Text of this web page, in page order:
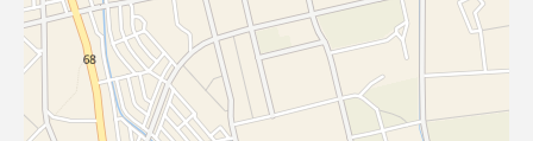
UQ mobile
データチャージサイト